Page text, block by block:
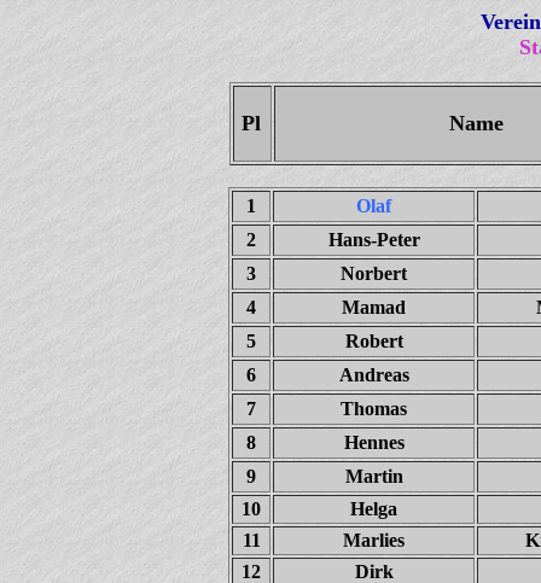
Pl Name
1
Olaf
2
Hans-Peter
3
Norbert
4
Mamad
5
Robert
6
Andreas
7
Thomas
8
Hennes
9
Martin
10
Helga
11
Marlies
12
Dirk